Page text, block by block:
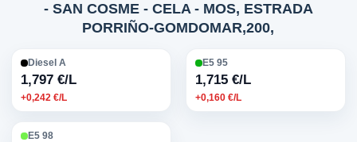
- SAN COSME - CELA - MOS, ESTRADA
PORRIÑO-GOMDOMAR,200,
Diesel A
1,797 €/L
+0,242 €/L
E5 95
1,715 €/L
+0,160 €/L
E5 98